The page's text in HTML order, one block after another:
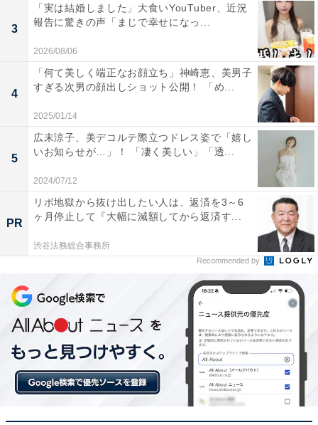
3
「実は結婚しました」大食いYouTuber、近況
報告に驚きの声「まじで幸せになっ...
2026/08/06
4
「何て美しく端正なお顔立ち」神崎恵、美男子
すぎる次男の顔出しショット公開！ 「め...
2025/01/14
5
広末涼子、美デコルテ際立つドレス姿で「嬉し
いお知らせが…」！ 「凄く美しい」「透...
2024/07/12
PR
リボ地獄から抜け出したい人は、返済を3～6
ヶ月停止して『大幅に減額してから返済す...
渋谷法務総合事務所
Recommended by